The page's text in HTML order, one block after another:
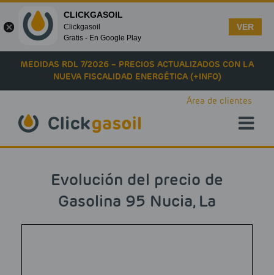
Skip to main content
MEDIDAS RDL 7/2026 – PRECIOS ACTUALIZADOS CON LA
NUEVA FISCALIDAD ENERGÉTICA (+INFO)
Área de clientes
Evolución del precio de
Gasolina 95 Nucia, La
CLICKGASOIL
Clickgasoil
Gratis - En Google Play
VER